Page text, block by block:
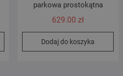
parkowa prostokątna
629.00 zł
Dodaj do koszyka